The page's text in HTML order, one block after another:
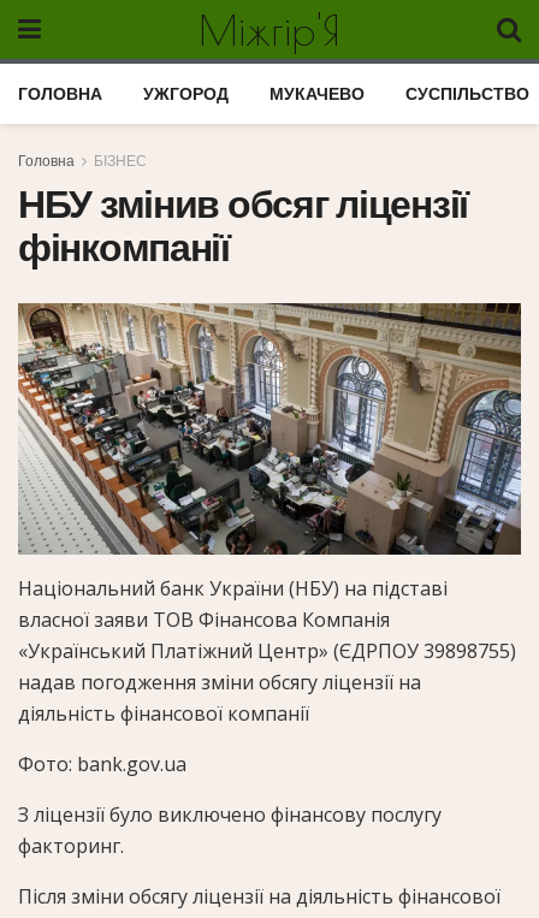
Міжгір'Я
ГОЛОВНА УЖГОРОД МУКАЧЕВО СУСПІЛЬСТВО
Головна БІЗНЕС
НБУ змінив обсяг ліцензії
фінкомпанії
Національний банк України (НБУ) на підставі
власної заяви ТОВ Фінансова Компанія
«Український Платіжний Центр» (ЄДРПОУ 39898755)
надав погодження зміни обсягу ліцензії на
діяльність фінансової компанії
Фото: bank.gov.ua
З ліцензії було виключено фінансову послугу
факторинг.
Після зміни обсягу ліцензії на діяльність фінансової